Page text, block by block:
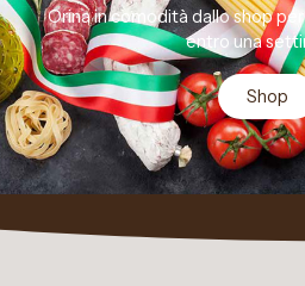
Orina in comodità dallo shop
entro una
Shop